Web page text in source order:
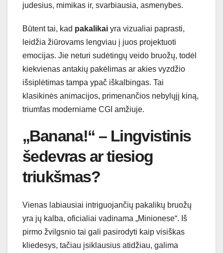
judesius, mimikas ir, svarbiausia, asmenybes.
Būtent tai, kad pakalikai yra vizualiai paprasti,
leidžia žiūrovams lengviau į juos projektuoti
emocijas. Jie neturi sudėtingų veido bruožų, todėl
kiekvienas antakių pakėlimas ar akies vyzdžio
išsiplėtimas tampa ypač iškalbingas. Tai
klasikinės animacijos, primenančios nebylųjį kiną,
triumfas moderniame CGI amžiuje.
„Banana!“ – Lingvistinis
šedevras ar tiesiog
triukšmas?
Vienas labiausiai intriguojančių pakalikų bruožų
yra jų kalba, oficialiai vadinama „Minionese“. Iš
pirmo žvilgsnio tai gali pasirodyti kaip visiškas
kliedesys, tačiau įsiklausius atidžiau, galima